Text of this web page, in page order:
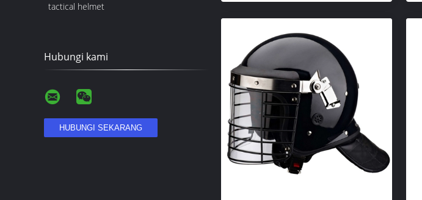
tactical helmet
Hubungi kami